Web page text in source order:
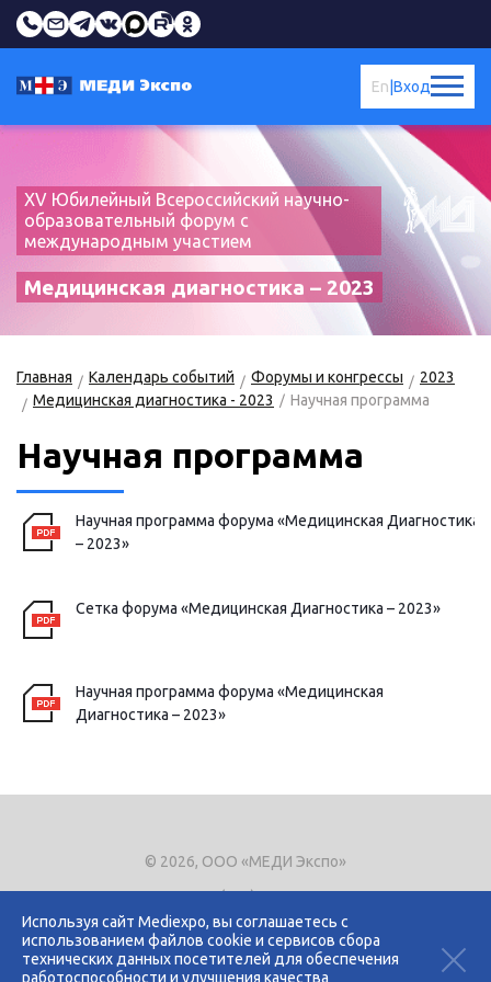
Используя сайт Mediexpo, вы соглашаетесь с
использованием файлов cookie и сервисов сбора
технических данных посетителей для обеспечения
работоспособности и улучшения качества
Вход
En
XV Юбилейный Всероссийский научно-
образовательный форум с
международным участием
Медицинская диагностика – 2023
Главная Календарь событий Форумы и конгрессы
2023
Медицинская диагностика - 2023
Научная программа
Научная программа
Научная программа форума «Медицинская Диагностика
– 2023»
Сетка форума «Медицинская Диагностика – 2023»
Научная программа форума «Медицинская
Диагностика – 2023»
© 2026, ООО «МЕДИ Экспо»
Тел.+7 (495) 721-8866
E-mail:expo@mediexpo.ru
Контакты
Политика использования cookies